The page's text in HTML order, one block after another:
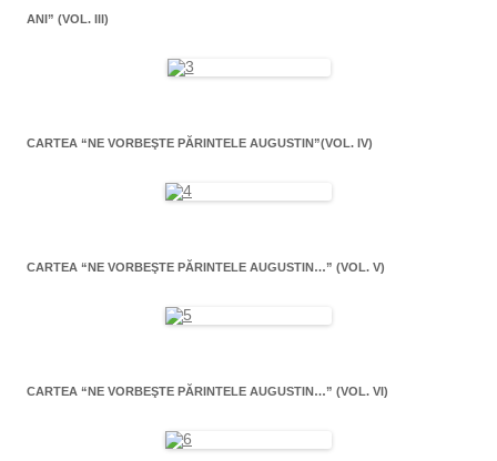
ANI” (VOL. III)
CARTEA “NE VORBEŞTE PĂRINTELE AUGUSTIN”(VOL. IV)
CARTEA “NE VORBEŞTE PĂRINTELE AUGUSTIN…” (VOL. V)
CARTEA “NE VORBEŞTE PĂRINTELE AUGUSTIN…” (VOL. VI)